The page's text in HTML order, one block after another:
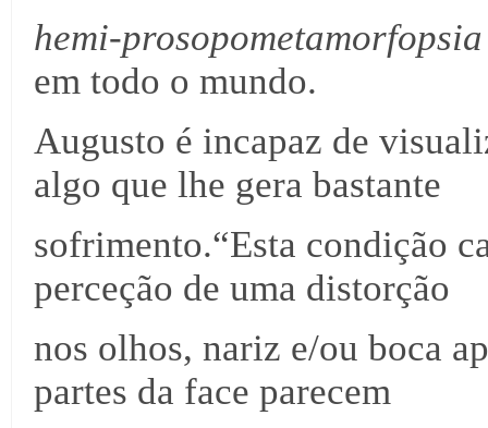
hemi-
em todo o mundo.
Augusto é incapaz de
algo que lhe gera bastante
sofrimento.“Esta condição
perceção de uma distorção
nos olhos, nariz e/ou boca
partes da face parecem